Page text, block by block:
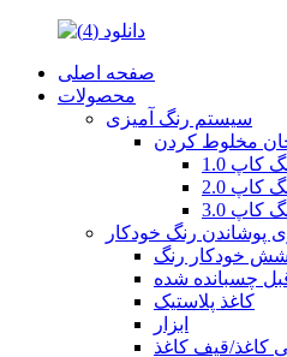
صفحه اصلی
محصولات
سیستم رنگ آمیزی
مخلوط کردن
کاپ 1.0
کاپ 2.0
کاپ 3.0
پوشاندن رنگ خودکار
خودکار رنگ
چسبانده شده
کاغذ پلاستیک
ابزار
کاغذ/قیف کاغذ